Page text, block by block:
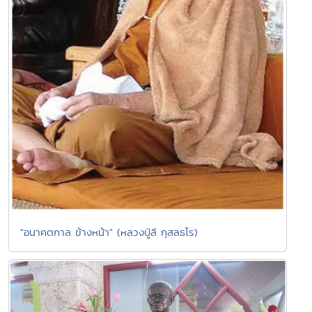
"อนาคตกาล ข้างหน้า" (หลวงปู่ลี กุสลธโร)